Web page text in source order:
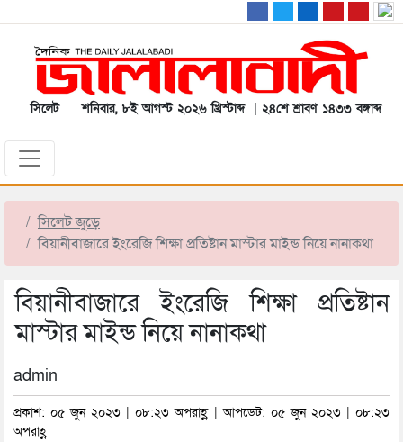
সিলেট শনিবার, ৮ই আগস্ট ২০২৬ খ্রিস্টাব্দ | ২৪শে শ্রাবণ ১৪৩৩ বঙ্গাব্দ
সিলেট জুড়ে
বিয়ানীবাজারে ইংরেজি শিক্ষা প্রতিষ্টান মাস্টার মাইন্ড নিয়ে নানাকথা
বিয়ানীবাজারে ইংরেজি শিক্ষা প্রতিষ্টান
মাস্টার মাইন্ড নিয়ে নানাকথা
admin
প্রকাশ: ০৫ জুন ২০২৩ | ০৮:২৩ অপরাহ্ণ | আপডেট: ০৫ জুন ২০২৩ | ০৮:২৩
অপরাহ্ণ